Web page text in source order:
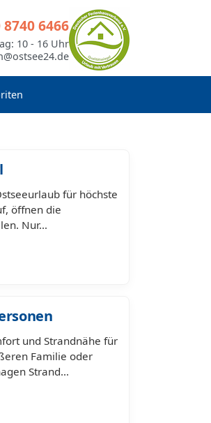
6466
10 - 16 Uhr
für höchste
öffnen die
Nur…
und Strandnähe für
Familie oder
Strand…